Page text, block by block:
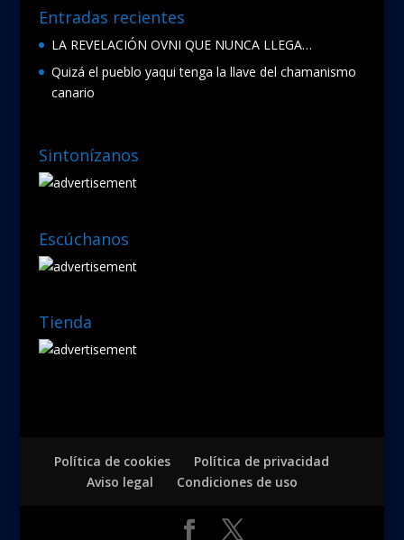
Entradas recientes
LA REVELACIÓN OVNI QUE NUNCA LLEGA…
Quizá el pueblo yaqui tenga la llave del chamanismo
canario
Sintonízanos
Escúchanos
Tienda
Política de cookies
Política de privacidad
Aviso legal
Condiciones de uso